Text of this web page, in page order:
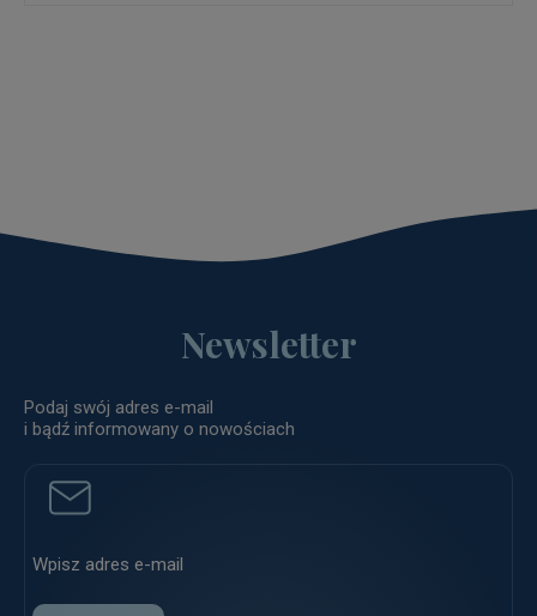
Newsletter
Podaj swój adres e-mail
i bądź informowany o nowościach